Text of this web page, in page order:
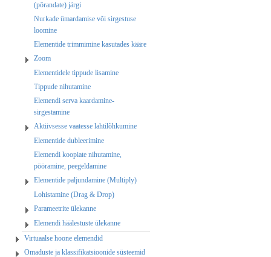
(põrandate) järgi
Nurkade ümardamise või sirgestuse
loomine
Elementide trimmimine kasutades kääre
Zoom
Elementidele tippude lisamine
Tippude nihutamine
Elemendi serva kaardamine-
sirgestamine
Aktiivsesse vaatesse lahtilõhkumine
Elementide dubleerimine
Elemendi koopiate nihutamine,
pööramine, peegeldamine
Elementide paljundamine (Multiply)
Lohistamine (Drag & Drop)
Parameetrite ülekanne
Elemendi häälestuste ülekanne
Virtuaalse hoone elemendid
Omaduste ja klassifikatsioonide süsteemid